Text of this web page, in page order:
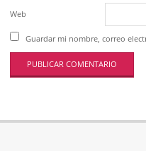
Web
Guardar mi nombre, correo